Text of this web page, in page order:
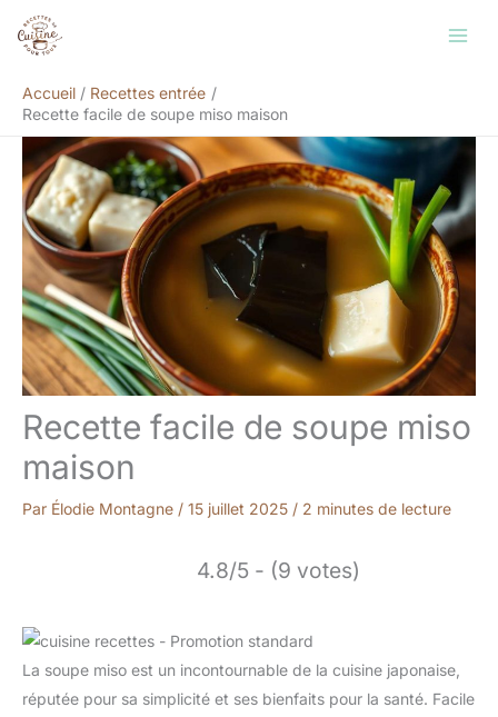
Accueil
Recettes entrée
Recette facile de soupe miso maison
Recette facile de soupe miso
maison
Par Élodie Montagne / 15 juillet 2025 / 2 minutes de lecture
4.8/5 - (9 votes)
La soupe miso est un incontournable de la cuisine japonaise,
réputée pour sa simplicité et ses bienfaits pour la santé. Facile
Rechercher